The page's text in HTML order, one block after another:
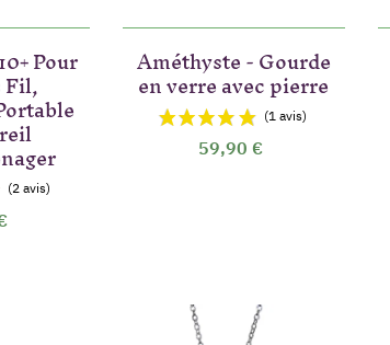
Pour
Fil,
Améthyste - Gourde
en verre avec pierre
59,90 €